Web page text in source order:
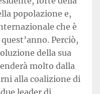
popolazione e,
che è
Perciò,
della sua
molto dalla
alla coalizione di
leader di